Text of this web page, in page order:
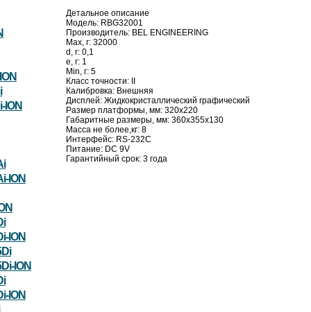
ION
ION
ION
ION
ION
Детальное описание
Модель: RBG32001
Производитель: BEL ENGINEERING
Max, г: 32000
d, г: 0,1
e, г: 1
Min, г: 5
Класс точности: II
Калибровка: Внешняя
Дисплей: Жидкокристаллический графический
Размер платформы, мм: 320x220
Габаритные размеры, мм: 360х355х130
Масса не более,кг: 8
Интерфейс: RS-232C
Питание: DC 9V
Гарантийный срок: 3 года